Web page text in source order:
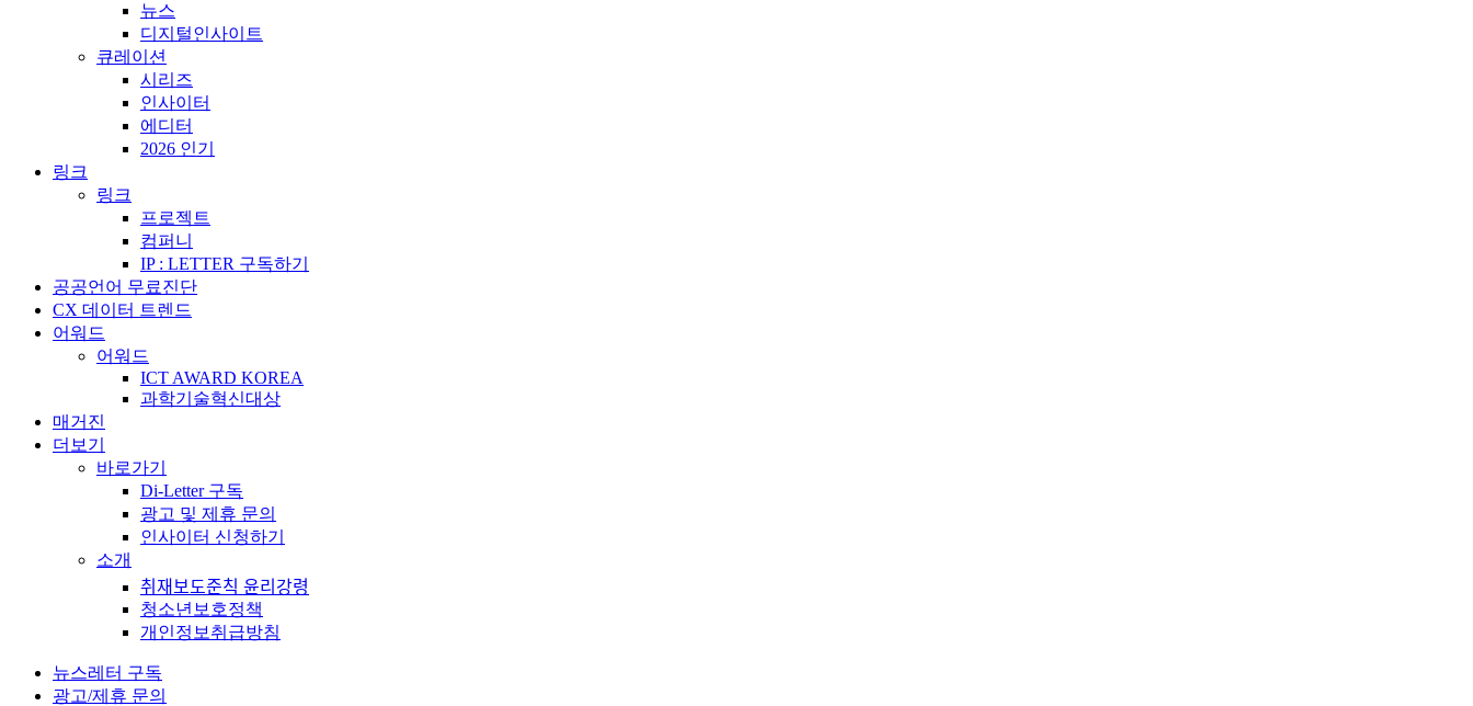
뉴스
디지털인사이트
큐레이션
시리즈
인사이터
에디터
2026 인기
링크
링크
프로젝트
컴퍼니
IP : LETTER 구독하기
공공언어 무료진단
CX 데이터 트렌드
어워드
어워드
ICT AWARD KOREA
과학기술혁신대상
매거진
더보기
바로가기
Di-Letter 구독
광고 및 제휴 문의
인사이터 신청하기
소개
취재보도준칙 윤리강령
청소년보호정책
개인정보취급방침
뉴스레터 구독
광고/제휴 문의